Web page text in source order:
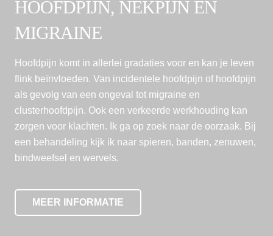
HOOFDPIJN, NEKPIJN EN
MIGRAINE
Hoofdpijn komt in allerlei gradaties voor en kan je leven
flink beïnvloeden. Van incidentele hoofdpijn of hoofdpijn
als gevolg van een ongeval tot migraine en
clusterhoofdpijn. Ook een verkeerde werkhouding kan
zorgen voor klachten. Ik ga op zoek naar de oorzaak. Bij
een behandeling kijk ik naar spieren, banden, zenuwen,
bindweefsel en wervels.
MEER INFORMATIE